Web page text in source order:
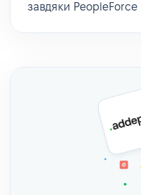
завдяки PeopleForce